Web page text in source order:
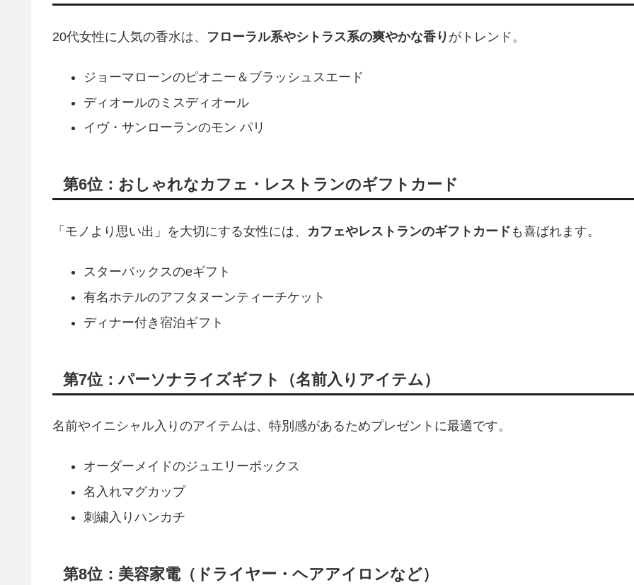
20代女性に人気の香水は、 フローラル系やシトラス系の爽やかな香り がトレンド。
ジョーマローンのピオニー＆ブラッシュスエード
ディオールのミスディオール
イヴ・サンローランのモン パリ
第6位：おしゃれなカフェ・レストランのギフトカード
「モノより思い出」を大切にする女性には、 カフェやレストランのギフトカード も喜ばれます。
スターバックスのeギフト
有名ホテルのアフタヌーンティーチケット
ディナー付き宿泊ギフト
第7位：パーソナライズギフト（名前入りアイテム）
名前やイニシャル入りのアイテムは、特別感があるためプレゼントに最適です。
オーダーメイドのジュエリーボックス
名入れマグカップ
刺繍入りハンカチ
第8位：美容家電（ドライヤー・ヘアアイロンなど）